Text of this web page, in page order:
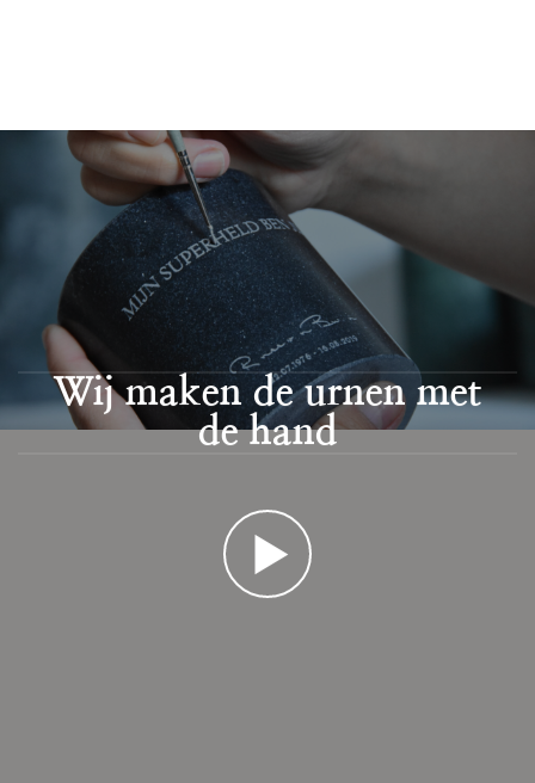
Wij maken de urnen met
de hand